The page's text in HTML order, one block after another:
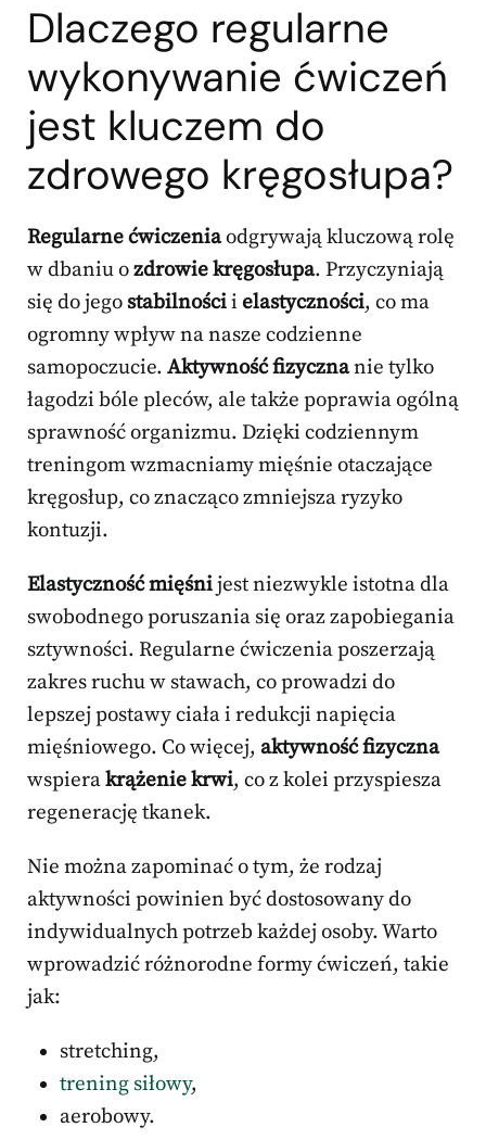
Dlaczego regularne
wykonywanie ćwiczeń
jest kluczem do
zdrowego kręgosłupa?
Regularne ćwiczeniaodgrywają kluczową rolę
w dbaniu ozdrowie kręgosłupa. Przyczyniają
się do jego stabilnościi elastyczności, co ma
ogromny wpływ na nasze codzienne
samopoczucie. Aktywność fizycznanie tylko
łagodzi bóle pleców, ale także poprawia ogólną
sprawność organizmu. Dzięki codziennym
treningom wzmacniamy mięśnie otaczające
kręgosłup, co znacząco zmniejsza ryzyko
kontuzji.
Elastyczność mięśnijest niezwykle istotna dla
swobodnego poruszania się oraz zapobiegania
sztywności. Regularne ćwiczenia poszerzają
zakres ruchu w stawach, co prowadzi do
lepszej postawy ciała i redukcji napięcia
mięśniowego. Co więcej, aktywność fizyczna
wspierakrążenie krwi, co z kolei przyspiesza
regenerację tkanek.
Nie można zapominać o tym, że rodzaj
aktywności powinien być dostosowany do
indywidualnych potrzeb każdej osoby. Warto
wprowadzić różnorodne formy ćwiczeń, takie
jak:
stretching,
trening siłowy,
aerobowy.